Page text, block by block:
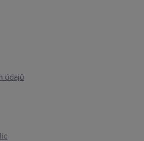
údajů